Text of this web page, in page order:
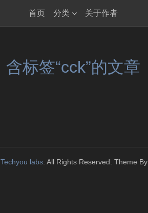
首页 分类 关于作者
含标签“cck”的文章
Techyou labs . All Rights Reserved. Theme By